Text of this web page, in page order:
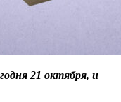
21 октября, и